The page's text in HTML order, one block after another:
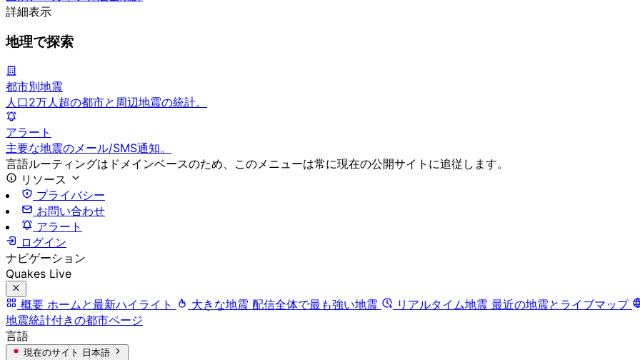
詳細表示
地理で探索
都市別地震
人口2万人超の都市と周辺地震の統計。
アラート
主要な地震のメール/SMS通知。
言語ルーティングはドメインベースのため、このメニューは常に現在の公開サイトに追従します。
リソース
プライバシー
お問い合わせ
アラート
ログイン
ナビゲーション
Quakes Live
概要 ホームと最新ハイライト 大きな地震 配信全体で最も強い地震 リアルタイム地震 最近の地震とライブマップ
地震統計付きの都市ページ
言語
現在のサイト 日本語